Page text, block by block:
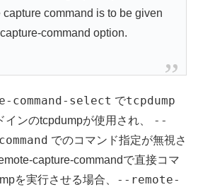
command is to be given
command option.
command-select でtcpdump
インのtcpdumpが使用され、
--
でのコマンド指定が無視さ
capture-commandで直接コマ
を実行させる場合、
--remote-